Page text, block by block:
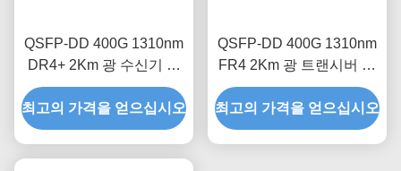
QSFP-DD 400G 1310nm
DR4+ 2Km 광 수신기 모
듈
최고의 가격을 얻으십시오
QSFP-DD 400G 1310nm
FR4 2Km 광 트랜시버 모
듈
최고의 가격을 얻으십시오